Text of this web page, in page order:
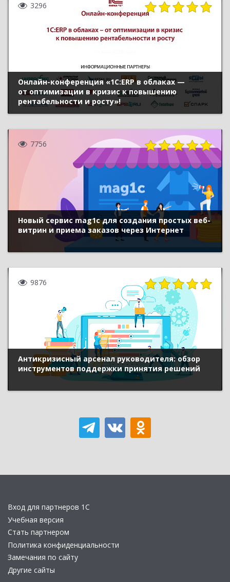
3296
Онлайн-конференция «1С:ERP в облаках —
от оптимизации в кризис к повышению
рентабельности и росту»!
7756
Новый сервис mag1c для создания простых веб-
витрин и приема заказов через Интернет
9876
Антикризисный арсенал руководителя: обзор
инструментов поддержки принятия решений
Вход для партнеров 1С
Учебная версия
Стать партнером
Политика конфиденциальности
Замечания по сайту
Другие сайты